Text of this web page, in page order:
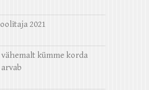
2021
kümme korda